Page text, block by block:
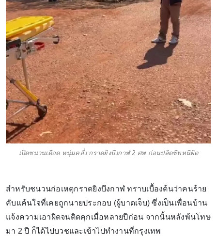
เปิดชนวนเดือด หนุ่มคลั่ง กราดยิงบึงกาฬ 2 ศพ ก่อนปลิดชีพหนีผิด
สำหรับชนวนก่อเหตุกราดยิงบึงกาฬ ทราบเบื้องต้นว่าคนร้าย
คับแค้นใจที่เคยถูกนายประกอบ (ผู้บาดเจ็บ) ซึ่งเป็นเพื่อนบ้าน
แจ้งความเอาผิดจนติดคุกเมื่อหลายปีก่อน จากนั้นหลังพ้นโทษ
มา 2 ปี ก็ได้ไปบวชและเข้าไปทำงานที่กรุงเทพ